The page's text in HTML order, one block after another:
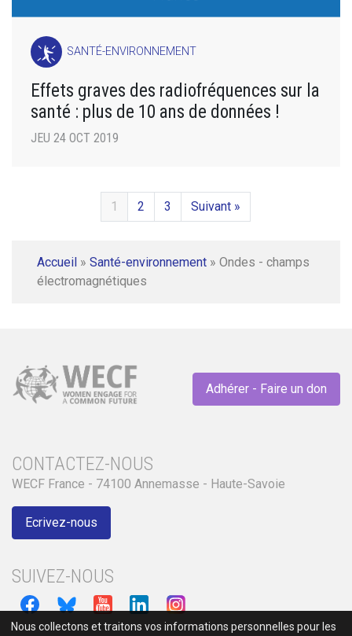
SANTÉ-ENVIRONNEMENT
Effets graves des radiofréquences sur la
santé : plus de 10 ans de données !
JEU 24 OCT 2019
1 2 3 Suivant »
Accueil » Santé-environnement » Ondes - champs
électromagnétiques
Adhérer - Faire un don
CONTACTEZ-NOUS
WECF France - 74100 Annemasse - Haute-Savoie
Ecrivez-nous
SUIVEZ-NOUS
Nous collectons et traitons vos informations personnelles pour les